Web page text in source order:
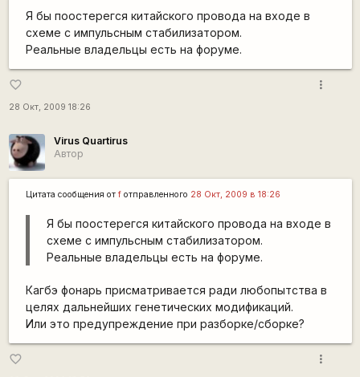
Я бы поостерегся китайского провода на входе в
схеме с импульсным стабилизатором.
Реальные владельцы есть на форуме.
favorite_border
28 Окт, 2009 18:26
more_vert
Virus Quartirus
Автор
Цитата сообщения от fотправленного 28 Окт, 2009 в 18:26
Я бы поостерегся китайского провода на входе в
схеме с импульсным стабилизатором.
Реальные владельцы есть на форуме.
Кагбэ фонарь присматривается ради любопытства в
целях дальнейших генетических модификаций.
Или это предупреждение при разборке/сборке?
favorite_border more_vert